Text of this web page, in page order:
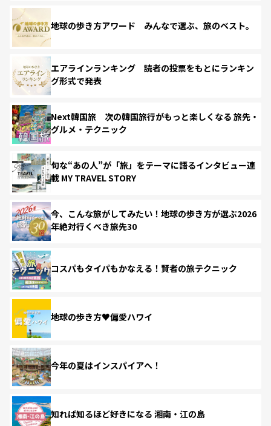
地球の歩き方アワード みんなで選ぶ、旅のベスト。
エアラインランキング 読者の投票をもとにランキン
グ形式で発表
Next韓国旅 次の韓国旅行がもっと楽しくなる 旅先・
グルメ・テクニック
旬な“あの人”が「旅」をテーマに語るインタビュー連
載 MY TRAVEL STORY
今、こんな旅がしてみたい！地球の歩き方が選ぶ2026
年絶対行くべき旅先30
コスパもタイパもかなえる！賢者の旅テクニック
地球の歩き方♥偏愛ハワイ
今年の夏はインスパイアへ！
知れば知るほど好きになる 湘南・江の島